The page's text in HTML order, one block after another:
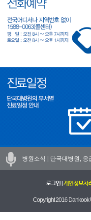
병원소식 | 단국대병원,
로그인| 개인정보처
Copyright 2016 Dankook